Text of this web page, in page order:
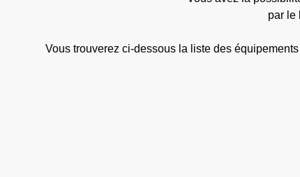
par le
Vous trouverez ci-dessous la liste des